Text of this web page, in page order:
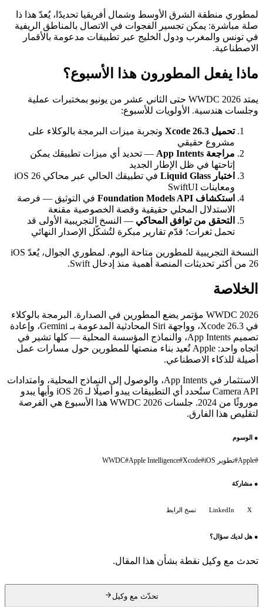
لمطوري منطقة الشرق الأوسط وشمال أفريقيا تحديدًا، يُعدّ هذا ذا
صلة مباشرة: يمكن تجسير الفجوات في الاتصال بالمناطق الريفية
في تونس والمغرب ودول الخليج عبر تطبيقات مدعومة بالأقمار
الاصطناعية.
ماذا يفعل المطورون هذا الأسبوع؟
يمتد WWDC 2026 حتى الثاني عشر من يونيو بمختبرات عملية
وجلسات هندسية. الأولويات للأسبوع:
تحميل Xcode 26.3
وتجربة ميزات البرمجة بالوكلاء على
مشروع حقيقي
مراجعة App Intents
— تحديد أي ميزات تطبيقك يمكن
إتاحتها في ظل الإطار الجديد
اختبار Liquid Glass
في تطبيقك الحالي عبر محاكي iOS 26
ومعاينات SwiftUI
استكشاف Foundation Models API
في التوثيق — فرصة
الاستدلال المحلي حقيقية وقصة الخصوصية مقنعة
التحقق من توافق المحاكي — النسخ التجريبية الأولى قد
تحمل ثغرات؛ قدّم تقارير مبكرة لتُشكّل الإصدار النهائي
النسخة التجريبية للمطورين متاحة اليوم. لمطوري الجوال، يُعدّ iOS
26 من أكثر تحديثات المنصة أهمية منذ إدخال Swift.
الخلاصة
WWDC 2026 مؤتمر يضع المطورين في الصدارة. البرمجة بالوكلاء
في Xcode 26.3، وواجهة Siri المحادثية المدعومة بـ Gemini، وإعادة
تصميم App Intents، والنماذج المؤسسة المحلية — كلها تشير في
اتجاه واحد: Apple تُعيد بناء منصتها للمطورين حول مسارات عمل
أصيلة للذكاء الاصطناعي.
الاستثمار في App Intents، والوصول إلى النماذج المحلية، وامتدادات
Camera API ستُحدد أي التطبيقات يبدو أصيلًا لـ iOS 26 وأيها يبدو
موروثًا من 2024. جلسات WWDC 2026 هذا الأسبوع هي الفرصة
لتقليص هذا الفارق.
●الوسوم
Apple
#تطوير iOS #
Xcode
#
Apple Intelligence
#
WWDC
●مشاركة
LinkedIn نسخ الرابط
●هل لديك سؤال؟
تحدث مع وكيل نقطة بشأن هذا المقال.
تحدّث مع وكيل